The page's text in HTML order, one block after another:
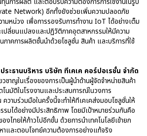
Network) อีกทั้งยังช่วยเพิ่มความปลอดภัย
มหน่วง เพื่อการรองรับการทำงาน IoT ได้อย่างเต็ม
ปลี่ยนแปลงและปฏิวัติภาคอุตสาหกรรมให้มีความ
ภาคการผลิตชั้นนำด้วยโซลูชั่น สินค้า และบริการที่ใช้
ะธานบริหาร บริษัท ทีเคเค คอร์ปอเรชั่น จำกัด
วชาญในเรื่องของการเป็นผู้นำด้านผู้จัดจำหน่ายสินค้า
นมัติในโรงงานและประสบการณ์ในวงการ
วามร่วมมือในครั้งนี้จะทำให้ทีเคเคส่งมอบโซลูชั่นให้
รมได้อย่างมีประสิทธิภาพ โดยมีเป้าหมายร่วมกันคือ
ไทยให้ก้าวไปอีกขั้น ด้วยการนำเทคโนโลยีเข้ายก
าและตอบโจทย์ความต้องการอย่างแท้จริง